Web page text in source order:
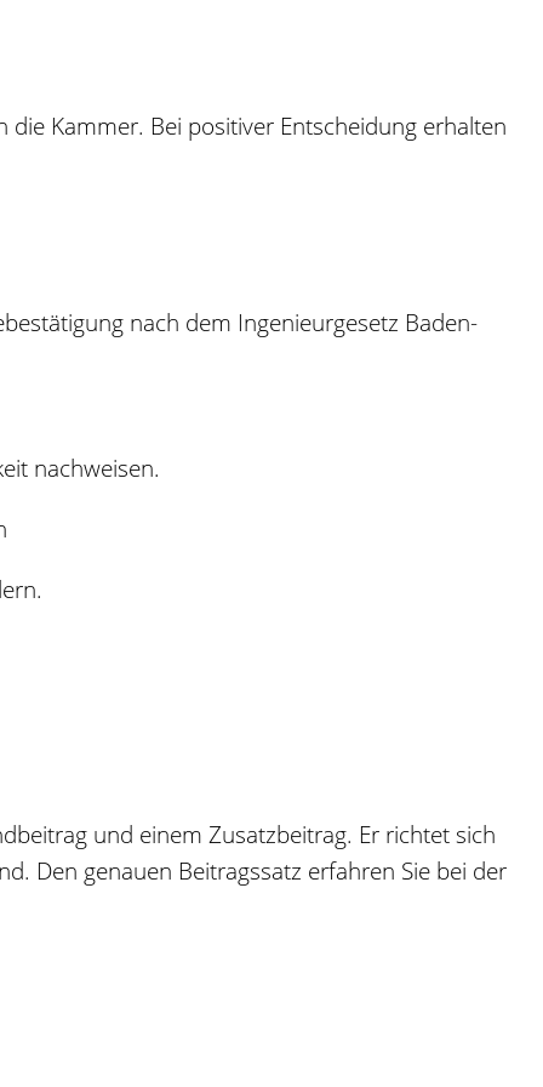
Kammer. Bei positiver Entscheidung erhalten
nach dem Ingenieurgesetz Baden-
nachweisen.
und einem Zusatzbeitrag. Er richtet sich
Den genauen Beitragssatz erfahren Sie bei der